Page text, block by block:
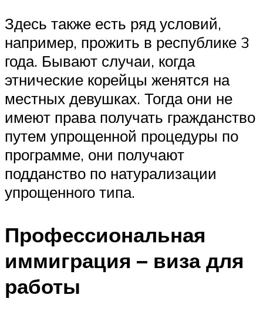
Здесь также есть ряд условий,
например, прожить в республике 3
года. Бывают случаи, когда
этнические корейцы женятся на
местных девушках. Тогда они не
имеют права получать гражданство
путем упрощенной процедуры по
программе, они получают
подданство по натурализации
упрощенного типа.
Профессиональная
иммиграция – виза для
работы